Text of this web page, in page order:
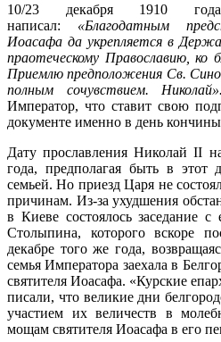
10/23 декабря 1910
написал: «Благодатным
Иоасафа да укрепляется в
праотеческому Православию, ко
Приемлю предположения Св.
полным сочувствием. Николай».
Император, что ставит свою
документе именно в день
Дату прославления Николай II
года, предполагая быть в этот
семьей. Но приезд Царя не
причинам. Из-за ухудшения
в Киеве состоялось заседание
Столыпина, которого вскоре
декабре того же года,
семья Императора заехала в
святителя Иоасафа. «Курские
писали, что великие дни
участием их величеств в
мощам святителя Иоасафа в его